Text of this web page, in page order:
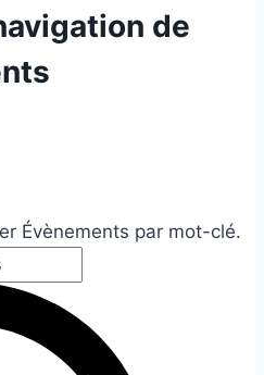
de
Évènements par mot-clé.